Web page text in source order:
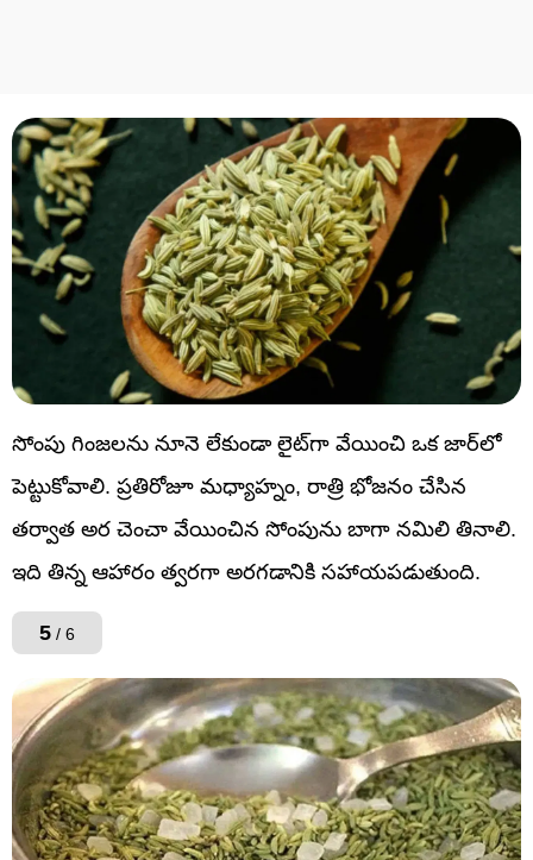
సోంపు గింజలను నూనె లేకుండా లైట్‌గా వేయించి ఒక జార్‌లో
పెట్టుకోవాలి. ప్రతిరోజూ మధ్యాహ్నం, రాత్రి భోజనం చేసిన
తర్వాత అర చెంచా వేయించిన సోంపును బాగా నమిలి తినాలి.
ఇది తిన్న ఆహారం త్వరగా అరగడానికి సహాయపడుతుంది.
5 / 6